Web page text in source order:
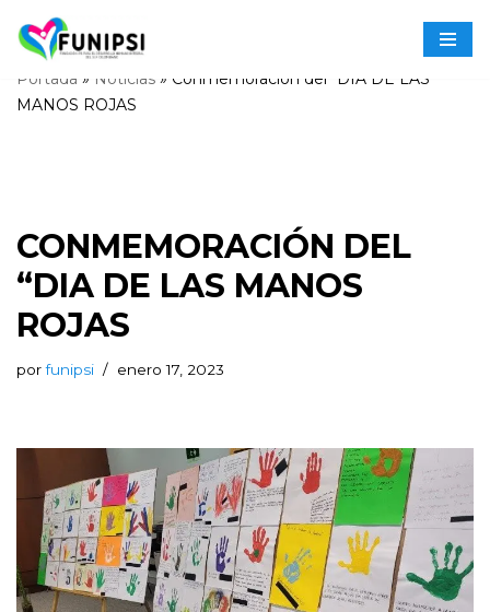
Saltar
al
contenido
Portada » Noticias » Conmemoración del “DIA DE LAS
MANOS ROJAS
CONMEMORACIÓN DEL
“DIA DE LAS MANOS
ROJAS
porfunipsi enero 17, 2023